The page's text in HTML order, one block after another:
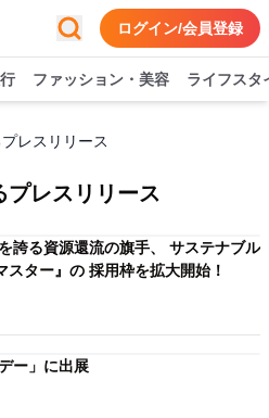
ログイン/会員登録
ファッション・美容 ライフスタ
レスリリース
プレスリリース
誇る資源還流の旗手、 サステナブル
ター』の 採用枠を拡大開始！
ー」に出展